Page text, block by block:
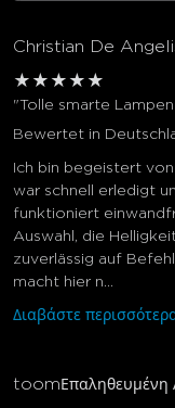
Christian De
★ ★ ★ ★ ★
"Tolle smarte
Bewertet in
Ich bin begeistert
war schnell erledigt
funktioniert
Auswahl, die
zuverlässig auf
macht hier n...
Διαβάστε
toom Επαληθευμένη